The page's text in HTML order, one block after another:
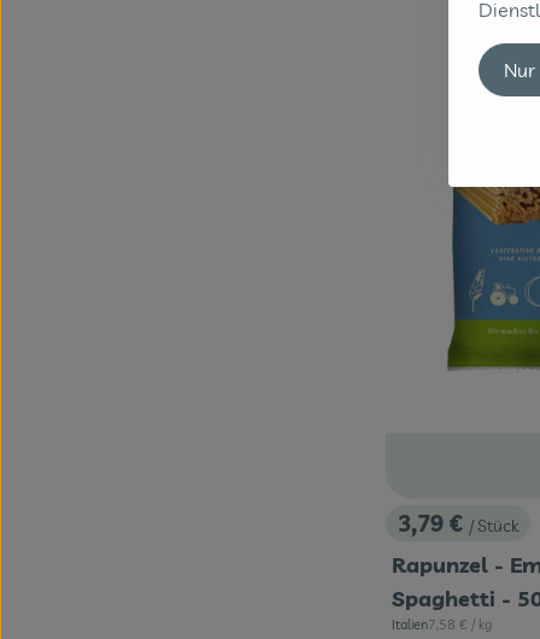
, Preis:
3,79 € / Stück
Rapunzel -
Spaghetti -
, Herkunft:
Italien, Referenzpreis:
7,58 € / kg
Nur